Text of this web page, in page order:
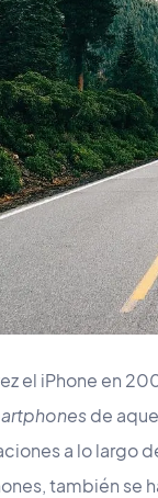
el iPhone en
de
a lo largo
también